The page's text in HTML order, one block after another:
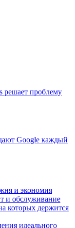
решает проблему
Google каждый
и экономия
и обслуживание
которых держится
идеального